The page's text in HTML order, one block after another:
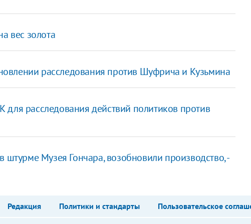
вес золота
расследования против Шуфрича и Кузьмина
расследования действий политиков против
штурме Музея Гончара, возобновили производство, -
Редакция Политики и стандарты Пользовательское